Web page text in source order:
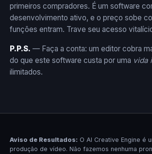
primeiros compradores. É um software
desenvolvimento ativo, e o preço sobe
funções entram. Trave seu acesso
P.P.S. — Faça a conta: um editor cobra
do que este software custa por uma vida
ilimitados.
Aviso de Resultados: O AI Creative Engine é
produção de vídeo. Não fazemos nenhuma